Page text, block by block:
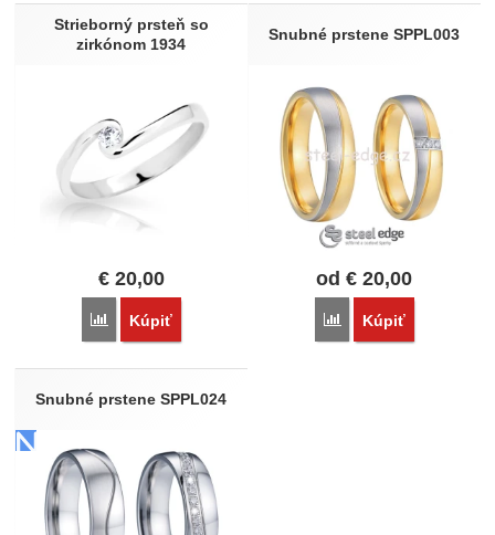
Strieborný prsteň so
zirkónom 1934
€ 20,00
Porovnať
Kúpiť
Snubné prstene SPPL003
od€ 20,00
Porovnať
Kúpiť
Snubné prstene SPPL024